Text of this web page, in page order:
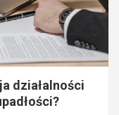
działalności